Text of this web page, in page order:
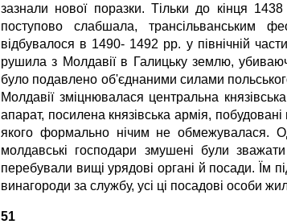
зазнали нової поразки. Тільки до кінця
поступово слабшала, трансільванським
відбувалося в 1490- 1492 рр. у північній
рушила з Молдавії в Галицьку землю,
було подавлено об'єднаними силами
Молдавії зміцнювалася центральна
апарат, посилена князівська армія,
якого формально нічим не обмежувалася.
молдавські господари змушені були
перебували вищі урядові органі й посади.
винагороди за службу, усі ці посадові особи
51